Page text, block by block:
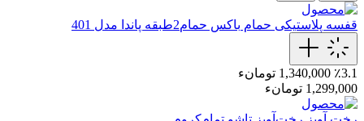
قفسه پلاستیکی حمام باکس حمام2طبقه پاندا مدل 401
٪3.1 1,340,000 تومانء
1,299,000 تومانء